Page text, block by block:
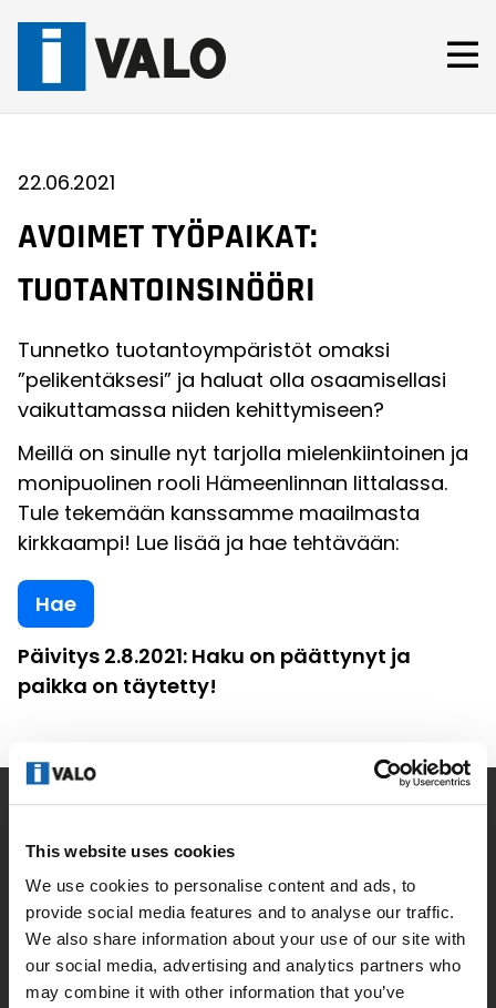
This website uses cookies
We use cookies to personalise content and ads, to
provide social media features and to analyse our traffic.
We also share information about your use of our site with
our social media, advertising and analytics partners who
may combine it with other information that you’ve
22.06.2021
AVOIMET TYÖPAIKAT:
TUOTANTOINSINÖÖRI
Tunnetko tuotantoympäristöt omaksi
”pelikentäksesi” ja haluat olla osaamisellasi
vaikuttamassa niiden kehittymiseen?
Meillä on sinulle nyt tarjolla mielenkiintoinen ja
monipuolinen rooli Hämeenlinnan Iittalassa.
Tule tekemään kanssamme maailmasta
kirkkaampi! Lue lisää ja hae tehtävään:
Hae
Päivitys 2.8.2021: Haku on päättynyt ja
paikka on täytetty!
Uutiset
Yhteystiedot
Tietosuoja